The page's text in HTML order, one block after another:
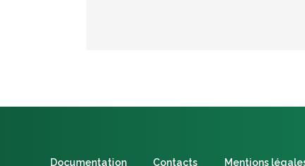
Documentation Contacts Mentions